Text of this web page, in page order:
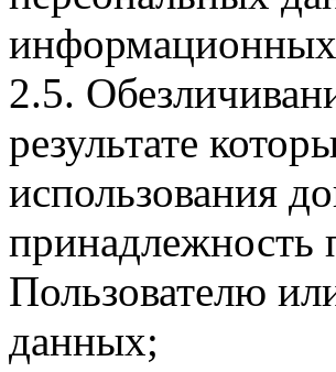
информационных
2.5.
результате
использования
принадлежность
Пользователю
данных;